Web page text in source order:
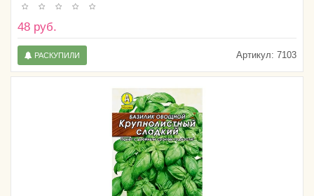
48 руб.
Артикул: 7103
РАСКУПИЛИ